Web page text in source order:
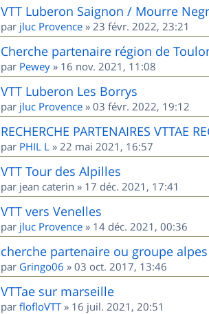
VTT Luberon Saignon / Mourre
par jluc Provence » 23 févr. 2022, 23:21
Cherche partenaire région de
par Pewey » 16 nov. 2021, 11:08
VTT Luberon Les Borrys
par jluc Provence » 03 févr. 2022, 19:12
RECHERCHE PARTENAIRES VTTAE
par PHIL L » 22 mai 2021, 16:57
VTT Tour des Alpilles
par jean caterin » 17 déc. 2021, 17:41
VTT vers Venelles
par jluc Provence » 14 déc. 2021, 00:36
cherche partenaire ou groupe
par Gringo06 » 03 oct. 2017, 13:46
VTTae sur marseille
par flofloVTT» 16 juil. 2021, 20:51